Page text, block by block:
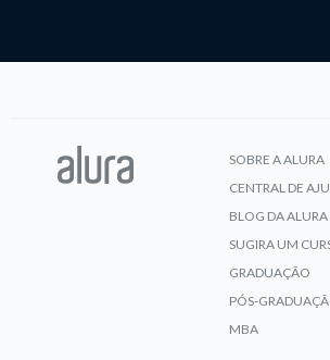
SOBRE A ALURA
CENTRAL DE
BLOG DA ALURA
SUGIRA UM
GRADUAÇÃO
PÓS-
MBA